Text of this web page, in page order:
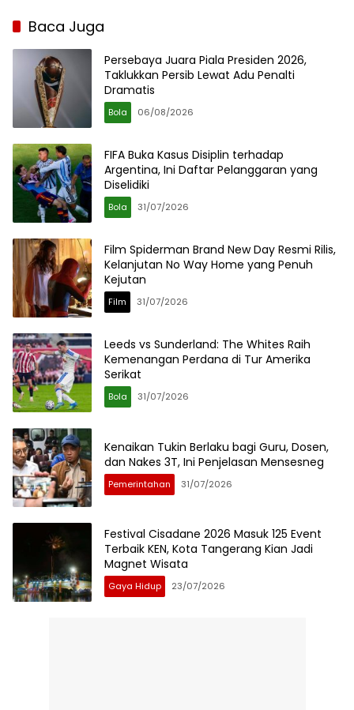
Baca Juga
Persebaya Juara Piala Presiden 2026,
Taklukkan Persib Lewat Adu Penalti
Dramatis
Bola 06/08/2026
FIFA Buka Kasus Disiplin terhadap
Argentina, Ini Daftar Pelanggaran yang
Diselidiki
Bola 31/07/2026
Film Spiderman Brand New Day Resmi Rilis,
Kelanjutan No Way Home yang Penuh
Kejutan
Film 31/07/2026
Leeds vs Sunderland: The Whites Raih
Kemenangan Perdana di Tur Amerika
Serikat
Bola 31/07/2026
Kenaikan Tukin Berlaku bagi Guru, Dosen,
dan Nakes 3T, Ini Penjelasan Mensesneg
Pemerintahan 31/07/2026
Festival Cisadane 2026 Masuk 125 Event
Terbaik KEN, Kota Tangerang Kian Jadi
Magnet Wisata
Gaya Hidup 23/07/2026